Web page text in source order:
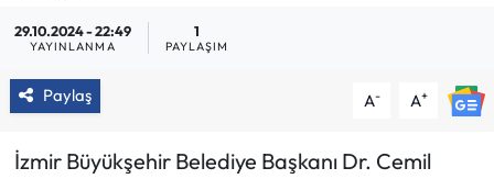
29.10.2024 - 22:49
YAYINLANMA
1
PAYLAŞIM
Paylaş A- A+
İzmir Büyükşehir Belediye Başkanı Dr. Cemil